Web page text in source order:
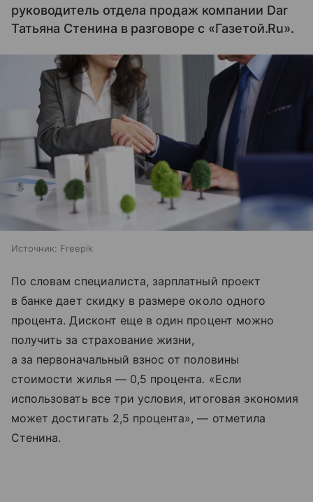
руководитель отдела продаж компании Dar
Татьяна Стенина в разговоре с «Газетой.Ru».
Источник: Freepik
По словам специалиста, зарплатный проект
в банке дает скидку в размере около одного
процента. Дисконт еще в один процент можно
получить за страхование жизни,
а за первоначальный взнос от половины
стоимости жилья — 0,5 процента. «Если
использовать все три условия, итоговая экономия
может достигать 2,5 процента», — отметила
Стенина.